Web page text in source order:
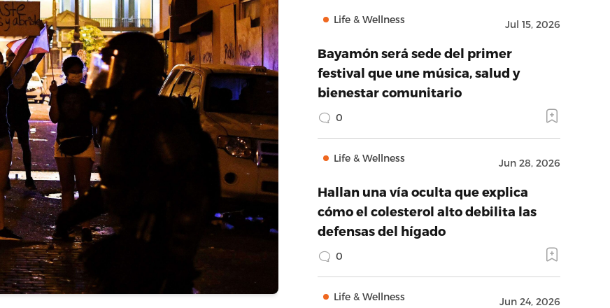
Life & Wellness Jul 15, 2026
Bayamón será sede del primer
festival que une música, salud y
bienestar comunitario
0
Life & Wellness Jun 28, 2026
Hallan una vía oculta que explica
cómo el colesterol alto debilita las
defensas del hígado
0
Life & Wellness Jun 24, 2026